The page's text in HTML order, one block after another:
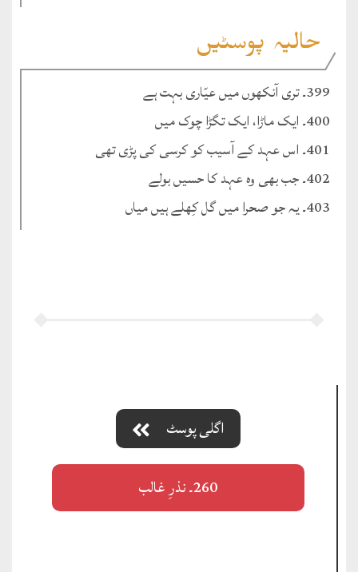
حالیہ پوسٹیں
399۔ تری آنکھوں میں عیّاری بہت ہے
400۔ ایک ماڑا، ایک تگڑا چوک میں
401۔ اس عہد کے آسیب کو کرسی کی پڑی تھی
402۔ جب بھی وہ عہد کا حسیں بولے
403۔ یہ جو صحرا میں گل کِھلے ہیں میاں
اگلی پوسٹ
260۔ نذرِ غالب